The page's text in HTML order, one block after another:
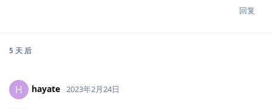
回复
5 天 后
H hayate 2023年2月24日